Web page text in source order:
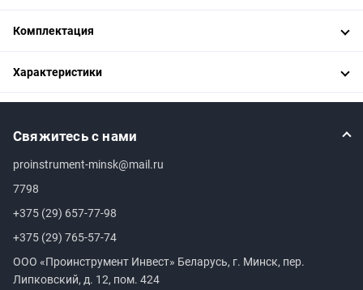
Комплектация
Характеристики
Свяжитесь с нами
proinstrument-minsk@mail.ru
7798
+375 (29) 657-77-98
+375 (29) 765-57-74
ООО «Проинструмент Инвест» Беларусь, г. Минск, пер.
Липковский, д. 12, пом. 424